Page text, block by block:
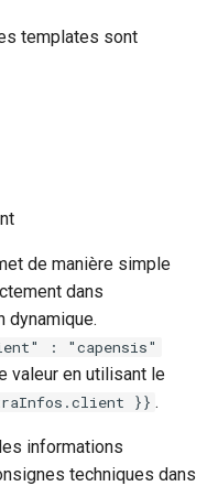
templates sont
de manière simple
dans
dynamique.
: "capensis"
valeur en utilisant le
}} .
informations
techniques dans